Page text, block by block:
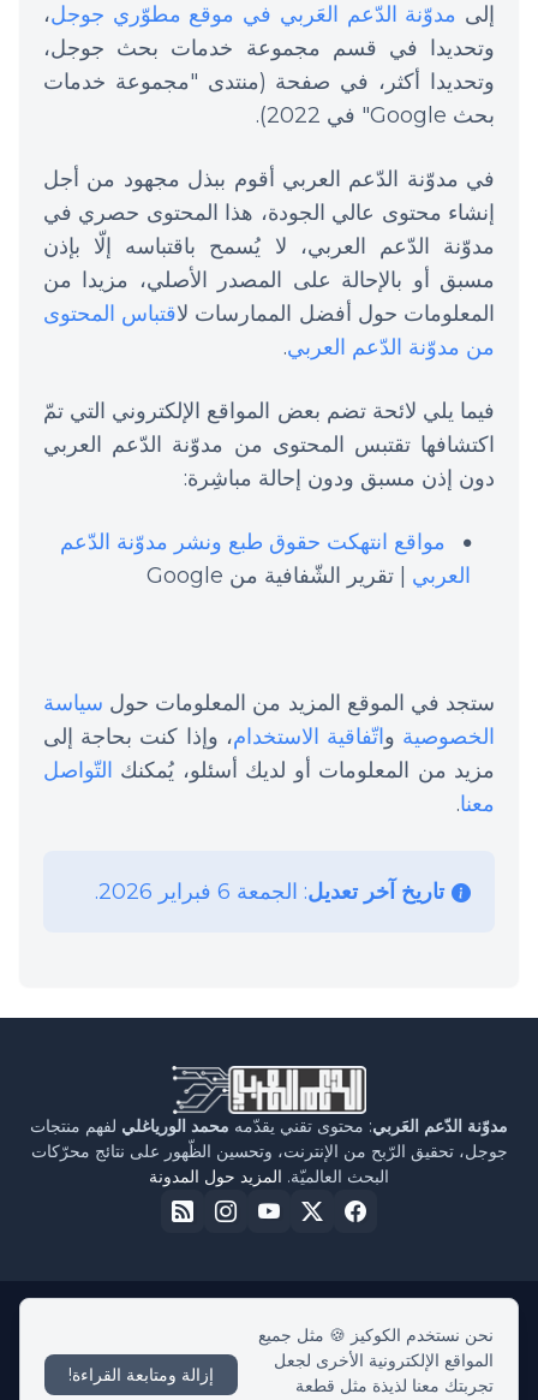
إلى مدوّنة الدّعم العَربي في موقع مطوّري جوجل،
وتحديدا في قسم مجموعة خدمات بحث جوجل،
وتحديدا أكثر، في صفحة (منتدى "مجموعة خدمات
بحث Google" في 2022).
في مدوّنة الدّعم العربي أقوم ببذل مجهود من أجل
إنشاء محتوى عالي الجودة، هذا المحتوى حصري في
مدوّنة الدّعم العربي، لا يُسمح باقتباسه إلّا بإذن
مسبق أو بالإحالة على المصدر الأصلي، مزيدا من
المعلومات حول أفضل الممارسات لاقتباس المحتوى
من مدوّنة الدّعم العربي.
فيما يلي لائحة تضم بعض المواقع الإلكتروني التي تمّ
اكتشافها تقتبس المحتوى من مدوّنة الدّعم العربي
دون إذن مسبق ودون إحالة مباشِرة:
مواقع انتهكت حقوق طبع ونشر مدوّنة الدّعم
العربي | تقرير الشّفافية من Google
ستجد في الموقع المزيد من المعلومات حول سياسة
الخصوصية واتّفاقية الاستخدام، وإذا كنت بحاجة إلى
مزيد من المعلومات أو لديك أسئلو، يُمكنك التّواصل
معنا.
تاريخ آخر تعديل: الجمعة 6 فبراير 2026.
مدوّنة الدّعم العَربي: محتوى تقني يقدّمه محمد الورياغلي لفهم منتجات
جوجل، تحقيق الرّبح من الإنترنت، وتحسين الظّهور على نتائج محرّكات
البحث العالميّة. المزيد حول المدونة
الرئيسيةحول مدوّنة الدّعم العربيسياسة الخصوصية
اتّصل بنا
نحن نستخدم الكوكيز 🍪 مثل جميع
المواقع الإلكترونية الأخرى لجعل
تجربتك معنا لذيذة مثل قطعة
إزالة ومتابعة القراءة!